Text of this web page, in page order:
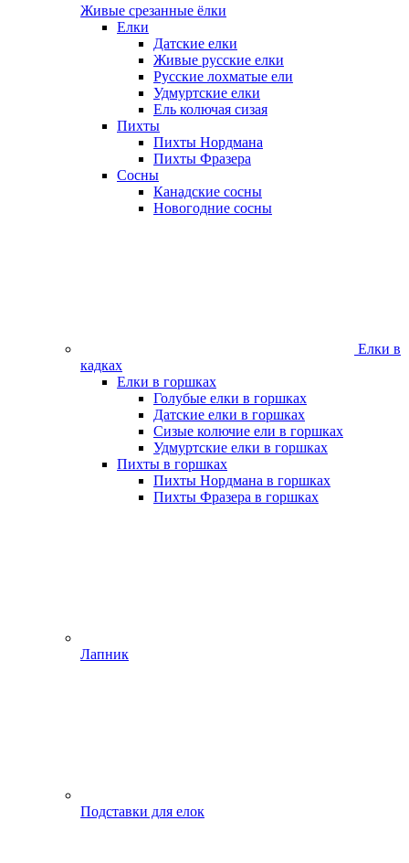
Живые срезанные ёлки
Елки
Датские елки
Живые русские елки
Русские лохматые ели
Удмуртские елки
Ель колючая сизая
Пихты
Пихты Нордмана
Пихты Фразера
Сосны
Канадские сосны
Новогодние сосны
Елки в
кадках
Елки в горшках
Голубые елки в горшках
Датские елки в горшках
Сизые колючие ели в горшках
Удмуртские елки в горшках
Пихты в горшках
Пихты Нордмана в горшках
Пихты Фразера в горшках
Лапник
Подставки для елок